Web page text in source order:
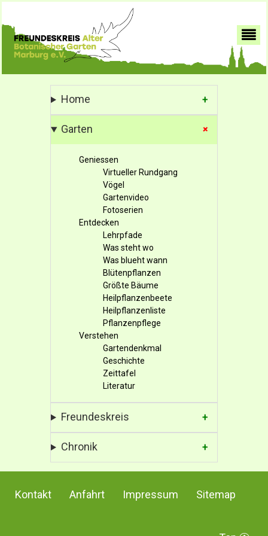
Home
Garten
Geniessen
Virtueller Rundgang
Vögel
Gartenvideo
Fotoserien
Entdecken
Lehrpfade
Was steht wo
Was blueht wann
Blütenpflanzen
Größte Bäume
Heilpflanzenbeete
Heilpflanzenliste
Pflanzenpflege
Verstehen
Gartendenkmal
Geschichte
Zeittafel
Literatur
Freundeskreis
Chronik
Kontakt Anfahrt Impressum Sitemap